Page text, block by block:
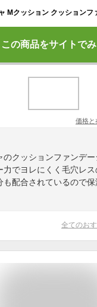
この商品をサイトで
価格と
のクッションファンデー
力でヨレにくく毛穴レ
も配合されているので
全てのお